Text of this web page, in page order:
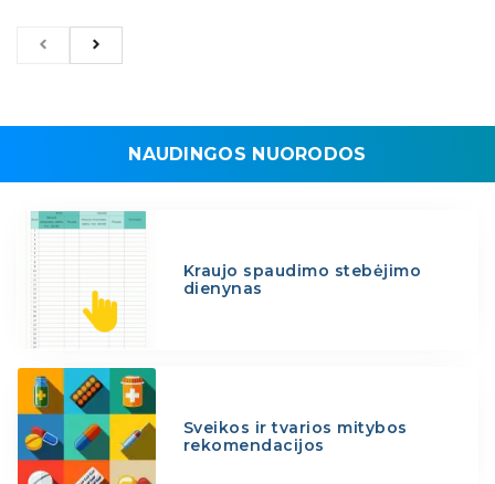
NAUDINGOS NUORODOS
Kraujo spaudimo stebėjimo
dienynas
Sveikos ir tvarios mitybos
rekomendacijos